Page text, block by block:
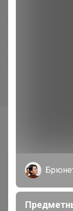
сковорода или
отдельно все
доплату за